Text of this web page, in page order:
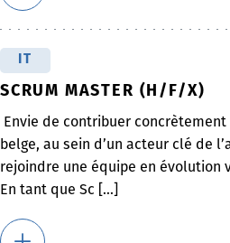
SCRUM MASTER (H/F/X)
Envie de contribuer
belge, au sein d’un acteur clé de
rejoindre une équipe en évolution
En tant que Sc [...]